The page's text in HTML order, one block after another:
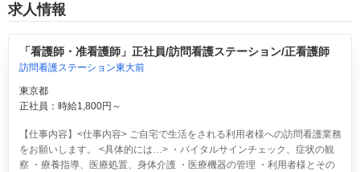
求人情報
「看護師・准看護師」正社員/訪問看護ステーション/正看護師
訪問看護ステーション東大前
東京都
正社員：時給1,800円～
【仕事内容】<仕事内容> ご自宅で生活をされる利用者様への訪問看護業務
をお願いします。 <具体的には…> ・バイタルサインチェック、症状の観
察 ・療養指導、医療処置、身体介護 ・医療機器の管理 ・利用者様とその